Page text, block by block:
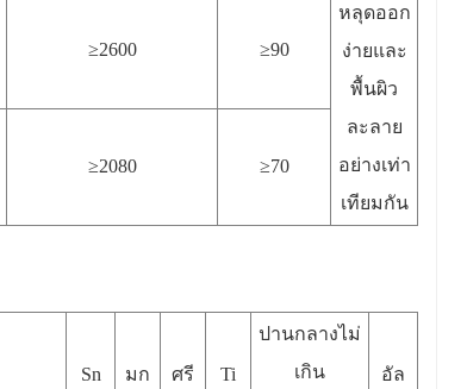
หลุดออก
ง่ายและ
พื้นผิว
ละลาย
อย่างเท่า
เทียมกัน
≥2600 ≥90
≥2080 ≥70
Sn มก ศรี Ti
ปานกลางไม่
เกิน
อัล